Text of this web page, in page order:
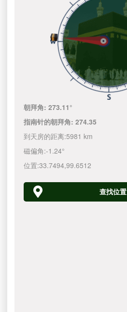
朝拜角:273.11°
指南针的朝拜角:274.35
到天房的距离:5981 km
磁偏角:-1.24°
位置:33.7494,99.6512
查找位置